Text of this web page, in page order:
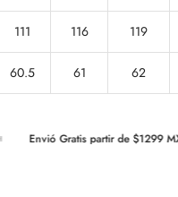
111 116 119
60.5 61 62
Envió Gratis partir de $1299 MX